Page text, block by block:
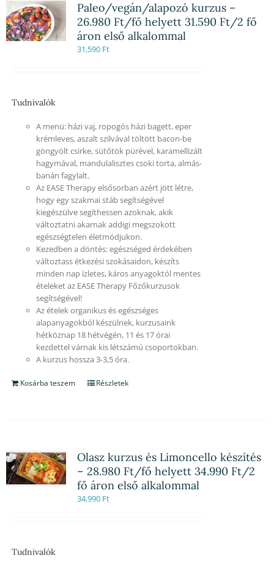
Paleo/vegán/alapozó kurzus –
26.980 Ft/fő helyett 31.590 Ft/2 fő
áron első alkalommal
31,590 Ft
Tudnivalók
A menü: házi vaj, ropogós házi bagett, eper
krémleves, aszalt szilvával töltött bacon-be
göngyölt csirke, sütőtök pürével, karamellizált
hagymával, mandulalisztes csoki torta, almás-
banán fagylalt.
Az EASE Therapy elsősorban azért jött létre,
hogy egy szakmai stáb segítségével
kiegészülve segíthessen azoknak, akik
változtatni akarnak addigi megszokott
egészségtelen életmódjukon.
Kezedben a döntés: egészséged érdekében
változtass étkezési szokásaidon, készíts
minden nap ízletes, káros anyagoktól mentes
ételeket az EASE Therapy Főzőkurzusok
segítségével!
Az ételek organikus és egészséges
alapanyagokból készülnek, kurzusaink
hétköznap 18 hétvégén, 11 és 17 órai
kezdettel várnak kis létszámú csoportokban.
A kurzus hossza 3-3,5 óra.
Kosárba teszem Részletek
Olasz kurzus és Limoncello készítés
– 28.980 Ft/fő helyett 34.990 Ft/2
fő áron első alkalommal
34,990 Ft
Tudnivalók